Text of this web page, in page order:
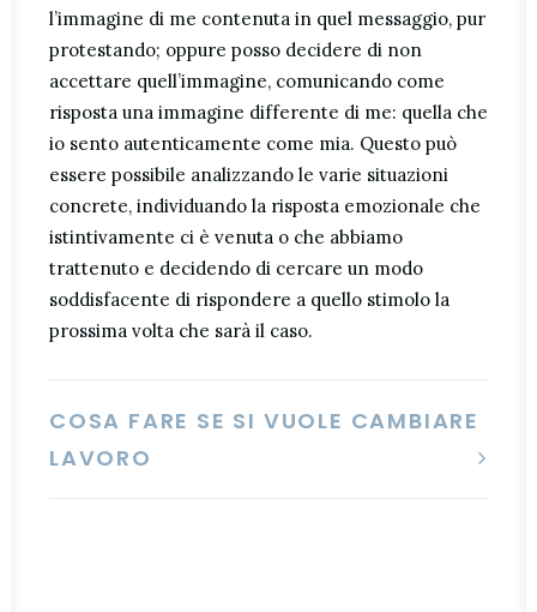
l’immagine di me contenuta in quel messaggio, pur
protestando; oppure posso decidere di non
accettare quell’immagine, comunicando come
risposta una immagine differente di me: quella che
io sento autenticamente come mia. Questo può
essere possibile analizzando le varie situazioni
concrete, individuando la risposta emozionale che
istintivamente ci è venuta o che abbiamo
trattenuto e decidendo di cercare un modo
soddisfacente di rispondere a quello stimolo la
prossima volta che sarà il caso.
COSA FARE SE SI VUOLE CAMBIARE
LAVORO